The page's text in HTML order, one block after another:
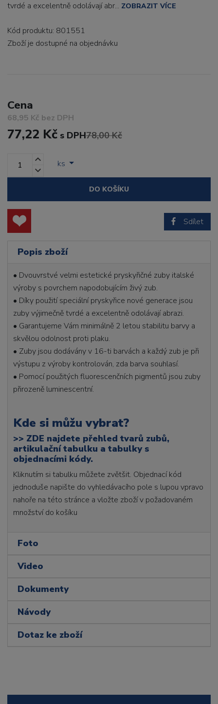
tvrdé a excelentně odolávají abr... ZOBRAZIT VÍCE
Kód produktu: 801551
Zboží je dostupné na objednávku
Cena
68,95 Kč bez DPH
77,22 Kč s DPH78,00 Kč
ks
DO KOŠÍKU
Sdílet
Popis zboží
• Dvouvrstvé velmi estetické pryskyřičné zuby italské
výroby s povrchem napodobujícím živý zub.
• Díky použití speciální pryskyřice nové generace jsou
zuby výjimečně tvrdé a excelentně odolávají abrazi.
• Garantujeme Vám minimálně 2 letou stabilitu barvy a
skvělou odolnost proti plaku.
• Zuby jsou dodávány v 16-ti barvách a každý zub je při
výstupu z výroby kontrolován, zda barva souhlasí.
• Pomocí použitých fluorescenčních pigmentů jsou zuby
přirozeně luminescentní.
Kde si můžu vybrat?
>> ZDE najdete přehled tvarů zubů,
artikulační tabulku a tabulky s
objednacími kódy.
Kliknutím si tabulku můžete zvětšit. Objednací kód
jednoduše napište do vyhledávacího pole s lupou vpravo
nahoře na této stránce a vložte zboží v požadovaném
množství do košíku
Foto
Video
Dokumenty
Návody
Dotaz ke zboží